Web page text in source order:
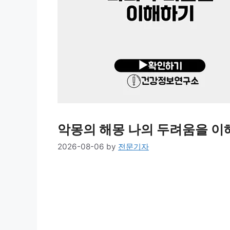
악몽의 해몽 나의 두려움을 이
2026-08-06 by 전문기자